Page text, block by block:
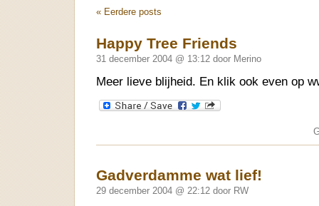
« Eerdere posts
Happy Tree Friends
31 december 2004 @ 13:12 door Merino
Meer lieve blijheid. En klik ook even op
Gadverdamme wat lief!
29 december 2004 @ 22:12 door RW